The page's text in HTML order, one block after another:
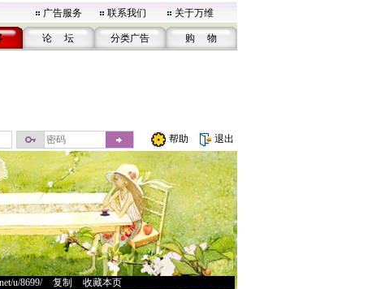
广告服务 联系我们 关于万维
论 坛 分类广告 购 物
帮助 退出
u/8699/> 复制 收藏本页